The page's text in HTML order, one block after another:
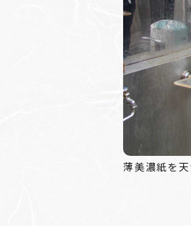
薄美濃紙を